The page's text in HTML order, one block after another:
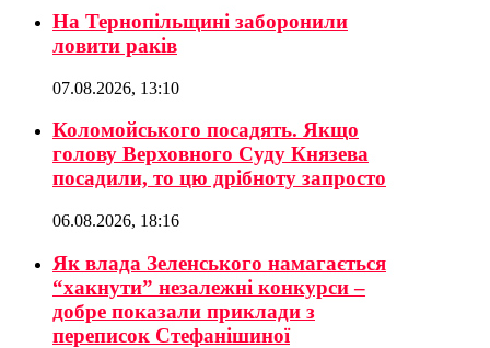
На Тернопільщині заборонили
ловити раків
07.08.2026, 13:10
Коломойського посадять. Якщо
голову Верховного Суду Князева
посадили, то цю дрібноту запросто
06.08.2026, 18:16
Як влада Зеленського намагається
“хакнути” незалежні конкурси –
добре показали приклади з
переписок Стефанішиної